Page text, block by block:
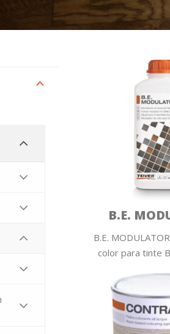
B.E.
B.E.
color para tinte